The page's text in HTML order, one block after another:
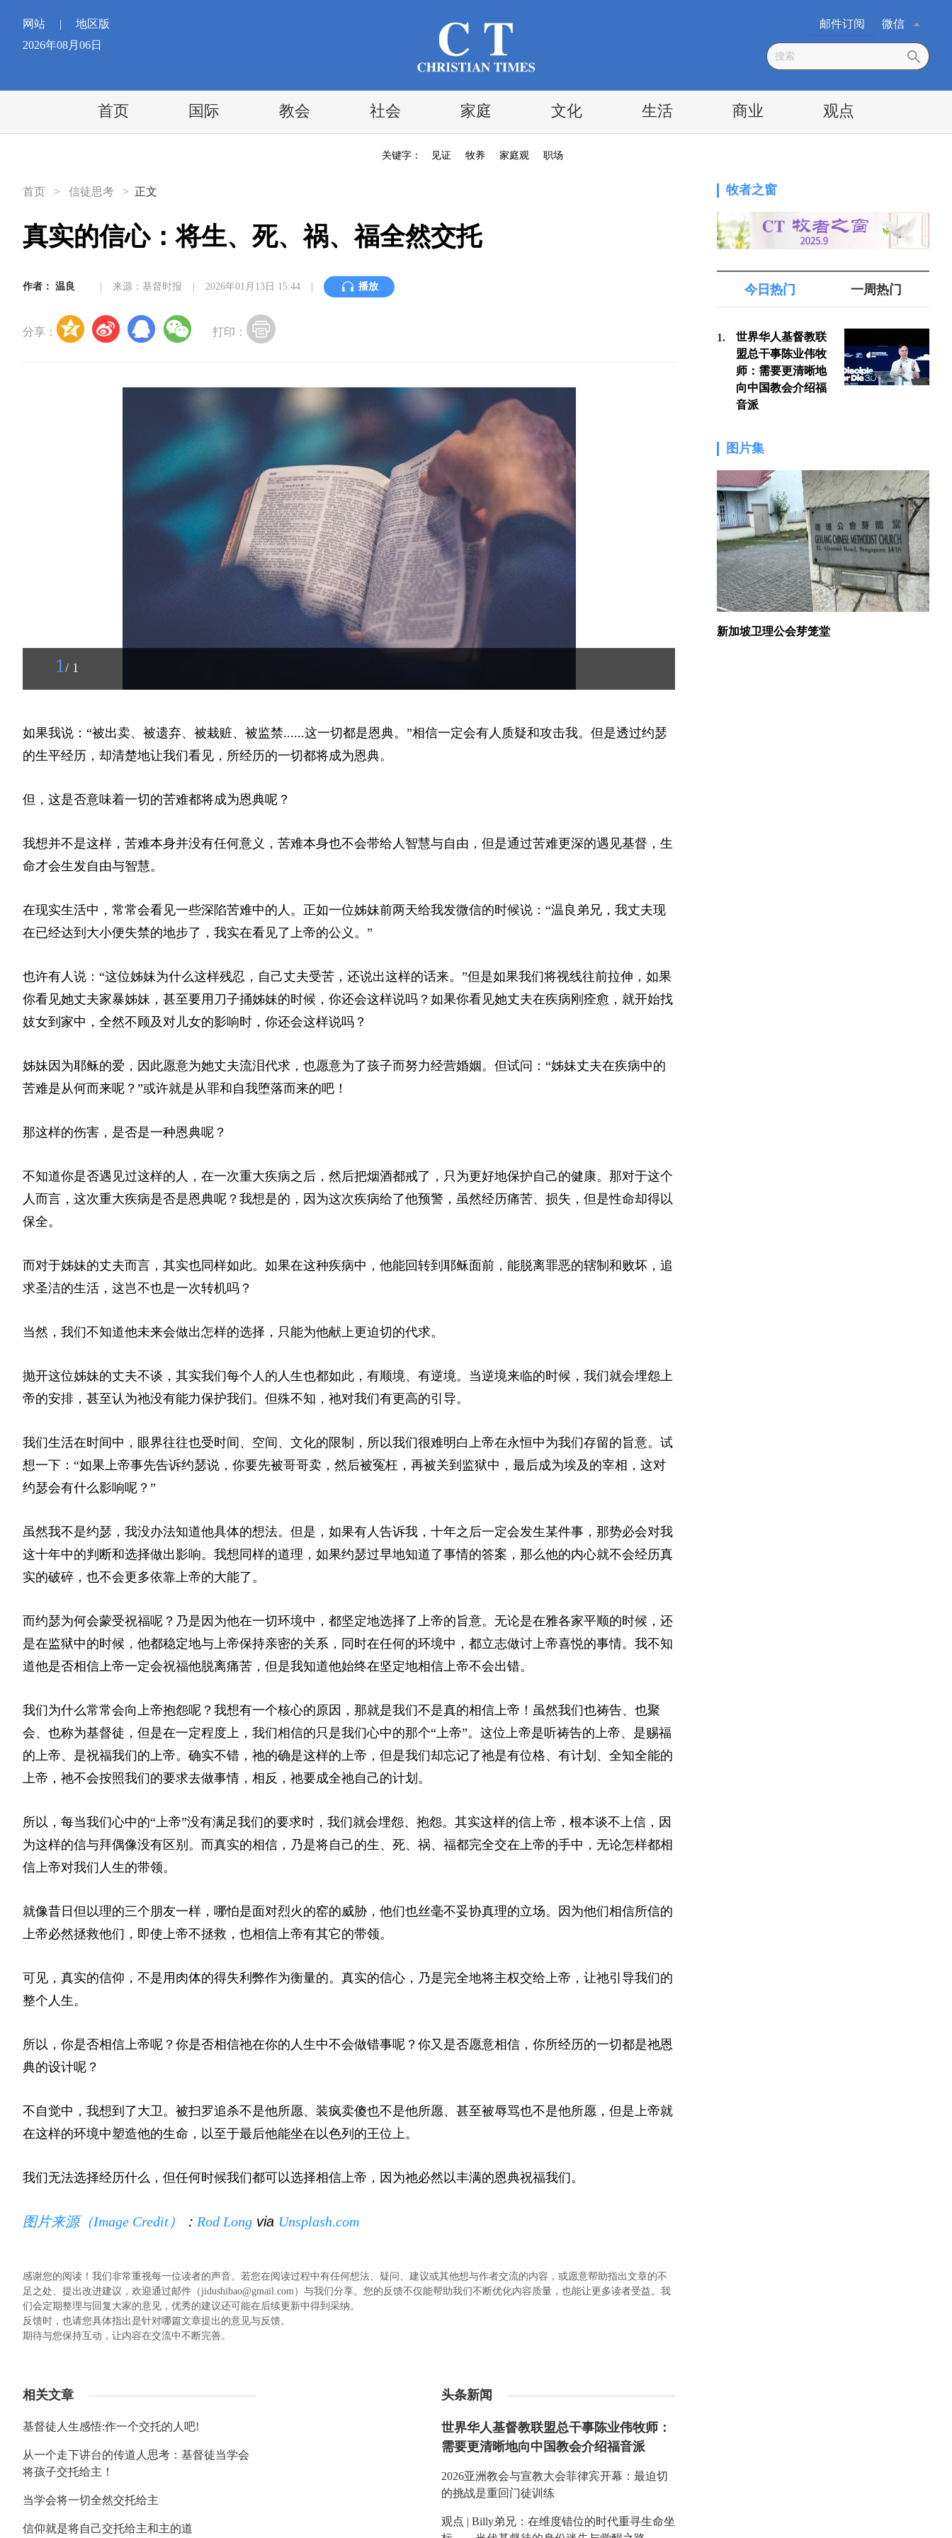
网站 |
地区版
2026年08月06日
微信
邮件订阅
首页 国际 教会 社会 家庭 文化 生活 商业 观点
关键字： 见证 牧养 家庭观 职场
首页 > 信徒思考 > 正文
真实的信心：将生、死、祸、福全然交托
作者： 温良 来源：基督时报 2026年01月13日 15:44 播放
分享： 打印：
1 / 1
如果我说：“被出卖、被遗弃、被栽赃、被监禁......这一切都是恩典。”相信一定会有人质疑和攻击我。但是透过约瑟
的生平经历，却清楚地让我们看见，所经历的一切都将成为恩典。
但，这是否意味着一切的苦难都将成为恩典呢？
我想并不是这样，苦难本身并没有任何意义，苦难本身也不会带给人智慧与自由，但是通过苦难更深的遇见基督，生
命才会生发自由与智慧。
在现实生活中，常常会看见一些深陷苦难中的人。正如一位姊妹前两天给我发微信的时候说：“温良弟兄，我丈夫现
在已经达到大小便失禁的地步了，我实在看见了上帝的公义。”
也许有人说：“这位姊妹为什么这样残忍，自己丈夫受苦，还说出这样的话来。”但是如果我们将视线往前拉伸，如果
你看见她丈夫家暴姊妹，甚至要用刀子捅姊妹的时候，你还会这样说吗？如果你看见她丈夫在疾病刚痊愈，就开始找
妓女到家中，全然不顾及对儿女的影响时，你还会这样说吗？
姊妹因为耶稣的爱，因此愿意为她丈夫流泪代求，也愿意为了孩子而努力经营婚姻。但试问：“姊妹丈夫在疾病中的
苦难是从何而来呢？”或许就是从罪和自我堕落而来的吧！
那这样的伤害，是否是一种恩典呢？
不知道你是否遇见过这样的人，在一次重大疾病之后，然后把烟酒都戒了，只为更好地保护自己的健康。那对于这个
人而言，这次重大疾病是否是恩典呢？我想是的，因为这次疾病给了他预警，虽然经历痛苦、损失，但是性命却得以
保全。
而对于姊妹的丈夫而言，其实也同样如此。如果在这种疾病中，他能回转到耶稣面前，能脱离罪恶的辖制和败坏，追
求圣洁的生活，这岂不也是一次转机吗？
当然，我们不知道他未来会做出怎样的选择，只能为他献上更迫切的代求。
抛开这位姊妹的丈夫不谈，其实我们每个人的人生也都如此，有顺境、有逆境。当逆境来临的时候，我们就会埋怨上
帝的安排，甚至认为祂没有能力保护我们。但殊不知，祂对我们有更高的引导。
我们生活在时间中，眼界往往也受时间、空间、文化的限制，所以我们很难明白上帝在永恒中为我们存留的旨意。试
想一下：“如果上帝事先告诉约瑟说，你要先被哥哥卖，然后被冤枉，再被关到监狱中，最后成为埃及的宰相，这对
约瑟会有什么影响呢？”
虽然我不是约瑟，我没办法知道他具体的想法。但是，如果有人告诉我，十年之后一定会发生某件事，那势必会对我
这十年中的判断和选择做出影响。我想同样的道理，如果约瑟过早地知道了事情的答案，那么他的内心就不会经历真
实的破碎，也不会更多依靠上帝的大能了。
而约瑟为何会蒙受祝福呢？乃是因为他在一切环境中，都坚定地选择了上帝的旨意。无论是在雅各家平顺的时候，还
是在监狱中的时候，他都稳定地与上帝保持亲密的关系，同时在任何的环境中，都立志做讨上帝喜悦的事情。我不知
道他是否相信上帝一定会祝福他脱离痛苦，但是我知道他始终在坚定地相信上帝不会出错。
我们为什么常常会向上帝抱怨呢？我想有一个核心的原因，那就是我们不是真的相信上帝！虽然我们也祷告、也聚
会、也称为基督徒，但是在一定程度上，我们相信的只是我们心中的那个“上帝”。这位上帝是听祷告的上帝、是赐福
的上帝、是祝福我们的上帝。确实不错，祂的确是这样的上帝，但是我们却忘记了祂是有位格、有计划、全知全能的
上帝，祂不会按照我们的要求去做事情，相反，祂要成全祂自己的计划。
所以，每当我们心中的“上帝”没有满足我们的要求时，我们就会埋怨、抱怨。其实这样的信上帝，根本谈不上信，因
为这样的信与拜偶像没有区别。而真实的相信，乃是将自己的生、死、祸、福都完全交在上帝的手中，无论怎样都相
信上帝对我们人生的带领。
就像昔日但以理的三个朋友一样，哪怕是面对烈火的窑的威胁，他们也丝毫不妥协真理的立场。因为他们相信所信的
上帝必然拯救他们，即使上帝不拯救，也相信上帝有其它的带领。
可见，真实的信仰，不是用肉体的得失利弊作为衡量的。真实的信心，乃是完全地将主权交给上帝，让祂引导我们的
整个人生。
所以，你是否相信上帝呢？你是否相信祂在你的人生中不会做错事呢？你又是否愿意相信，你所经历的一切都是祂恩
典的设计呢？
不自觉中，我想到了大卫。被扫罗追杀不是他所愿、装疯卖傻也不是他所愿、甚至被辱骂也不是他所愿，但是上帝就
在这样的环境中塑造他的生命，以至于最后他能坐在以色列的王位上。
我们无法选择经历什么，但任何时候我们都可以选择相信上帝，因为祂必然以丰满的恩典祝福我们。
图片来源（Image Credit） ： Rod Long via Unsplash.com
感谢您的阅读！我们非常重视每一位读者的声音。若您在阅读过程中有任何想法、疑问、建议或其他想与作者交流的内容，或愿意帮助指出文章的不
足之处、提出改进建议，欢迎通过邮件（jidushibao@gmail.com）与我们分享。您的反馈不仅能帮助我们不断优化内容质量，也能让更多读者受益。我
们会定期整理与回复大家的意见，优秀的建议还可能在后续更新中得到采纳。
反馈时，也请您具体指出是针对哪篇文章提出的意见与反馈。
期待与您保持互动，让内容在交流中不断完善。
相关文章
基督徒人生感悟:作一个交托的人吧!
从一个走下讲台的传道人思考：基督徒当学会
将孩子交托给主！
当学会将一切全然交托给主
信仰就是将自己交托给主和主的道
头条新闻
世界华人基督教联盟总干事陈业伟牧师：
需要更清晰地向中国教会介绍福音派
2026亚洲教会与宣教大会菲律宾开幕：最迫切
的挑战是重回门徒训练
观点 | Billy弟兄：在维度错位的时代重寻生命坐
牧者之窗
今日热门 一周热门
1.
世界华人基督教联
盟总干事陈业伟牧
师：需要更清晰地
向中国教会介绍福
音派
图片集
新加坡卫理公会芽笼堂